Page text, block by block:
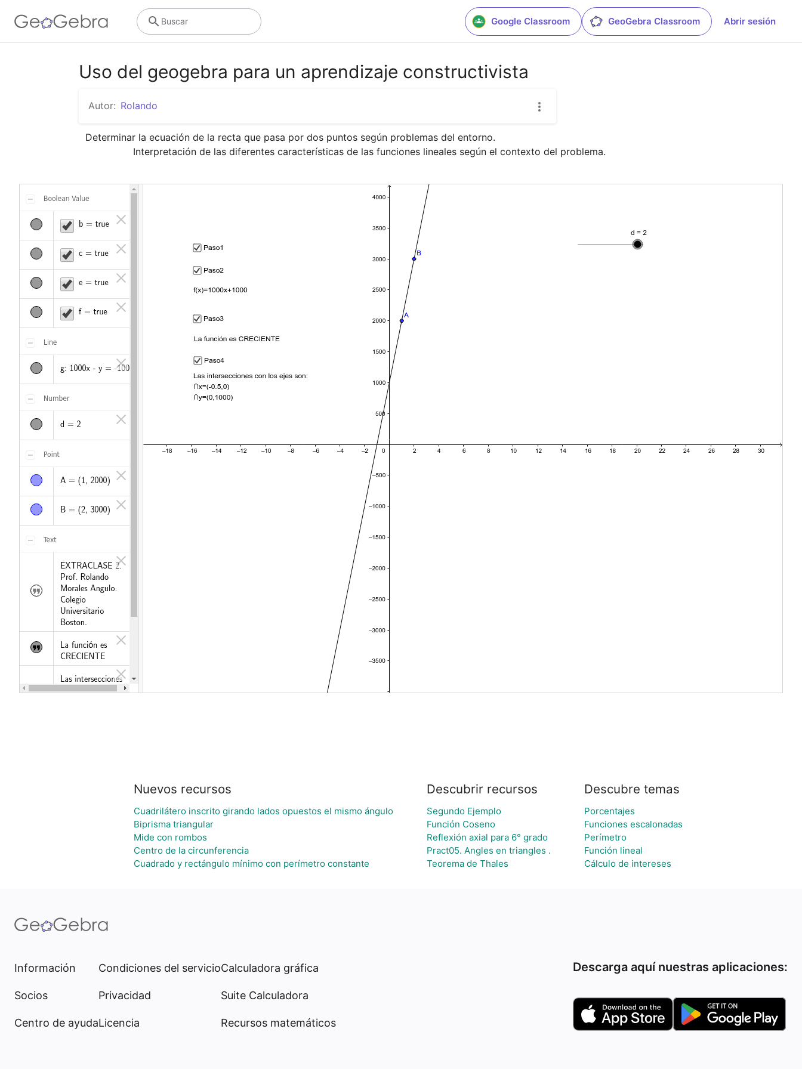
Google Classroom GeoGebra Classroom Abrir sesión
Buscar
Uso del geogebra para un aprendizaje constructivista
Autor: Rolando
Determinar la ecuación de la recta que pasa por dos puntos según problemas del entorno.
		Interpretación de las diferentes características de las funciones lineales según el contexto del problema.
Nuevos recursos
Cuadrilátero inscrito girando lados opuestos el mismo ángulo
Biprisma triangular
Mide con rombos
Centro de la circunferencia
Cuadrado y rectángulo mínimo con perímetro constante
Descubrir recursos
Segundo Ejemplo
Función Coseno
Reflexión axial para 6° grado
Pract05. Angles en triangles .
Teorema de Thales
Descubre temas
Porcentajes
Funciones escalonadas
Perímetro
Función lineal
Cálculo de intereses
Información
Socios
Centro de ayuda
Condiciones del servicio
Privacidad
Licencia
Calculadora gráfica
Suite Calculadora
Recursos matemáticos
Descarga aquí nuestras aplicaciones: